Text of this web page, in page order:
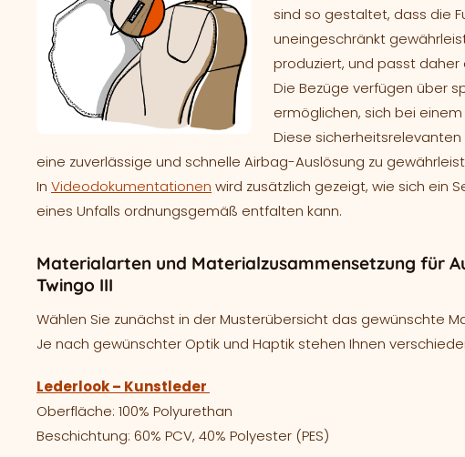
sind so gestaltet, dass die
uneingeschränkt
produziert, und passt daher
Die Bezüge verfügen über
ermöglichen, sich bei
Diese
eine zuverlässige und schnelle Airbag-Auslösung zu
In Videodokumentationen wird zusätzlich gezeigt, wie sich ein
eines Unfalls ordnungsgemäß entfalten kann.
Materialarten und Materialzusammensetzung für
Twingo III
Wählen Sie zunächst in der Musterübersicht das gewünschte
Je nach gewünschter Optik und Haptik stehen Ihnen
Lederlook – Kunstleder
Oberfläche: 100% Polyurethan
Beschichtung: 60% PCV, 40% Polyester (PES)